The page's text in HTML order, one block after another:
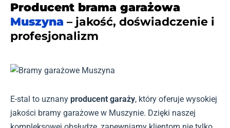
Producent brama garażowa
Muszyna – jakość, doświadczenie i
profesjonalizm
E-stal to uznany producent garaży, który oferuje wysokiej
jakości bramy garażowe w Muszynie. Dzięki naszej